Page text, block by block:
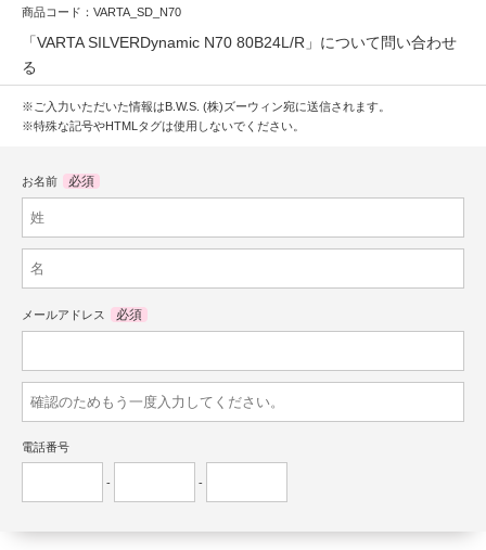
商品コード：VARTA_SD_N70
「VARTA SILVERDynamic N70 80B24L/R」について問い合わせ
る
※ご入力いただいた情報はB.W.S. (株)ズーウィン宛に送信されます。
※特殊な記号やHTMLタグは使用しないでください。
お名前 必須
メールアドレス 必須
電話番号
- -